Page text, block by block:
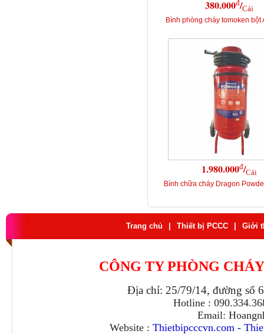
380.000đ/Cái
Bình phòng cháy tomoken bột
1.980.000đ/Cái
Bình chữa cháy Dragon
Trang chủ Thiết bị PCCC Giới
CÔNG TY PHÒNG
Địa chỉ: 25/79/14, đường số
Hotline :
Email:
Website : Thietbipcccvn.com -